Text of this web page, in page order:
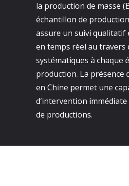
la production de masse
échantillon de
assure un suivi
en temps réel au travers
systématiques à chaque
production. La présence
en Chine permet une
d’intervention
de productions.